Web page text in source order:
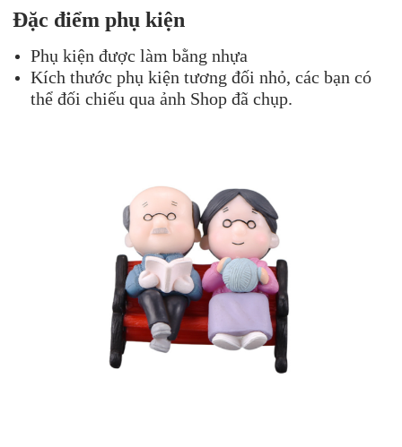
Đặc điểm phụ kiện
Phụ kiện được làm bằng nhựa
Kích thước phụ kiện tương đối nhỏ, các bạn có
thể đối chiếu qua ảnh Shop đã chụp.